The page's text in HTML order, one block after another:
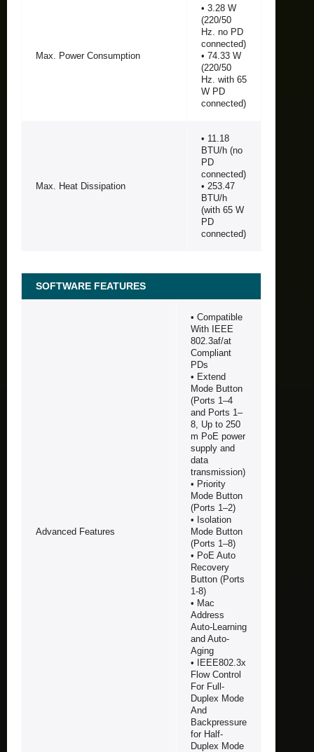
Max. Power Consumption
• 3.28 W
(220/50
Hz. no PD
connected)
• 74.33 W
(220/50
Hz. with 65
W PD
connected)
Max. Heat Dissipation
• 11.18
BTU/h (no
PD
connected)
• 253.47
BTU/h
(with 65 W
PD
connected)
SOFTWARE FEATURES
Advanced Features
• Compatible
With IEEE
802.3af/at
Compliant
PDs
• Extend
Mode Button
(Ports 1–4
and Ports 1–
8, Up to 250
m PoE power
supply and
data
transmission)
• Priority
Mode Button
(Ports 1–2)
• Isolation
Mode Button
(Ports 1–8)
• PoE Auto
Recovery
Button (Ports
1-8)
• Mac
Address
Auto-Learning
and Auto-
Aging
• IEEE802.3x
Flow Control
For Full-
Duplex Mode
And
Backpressure
for Half-
Duplex Mode